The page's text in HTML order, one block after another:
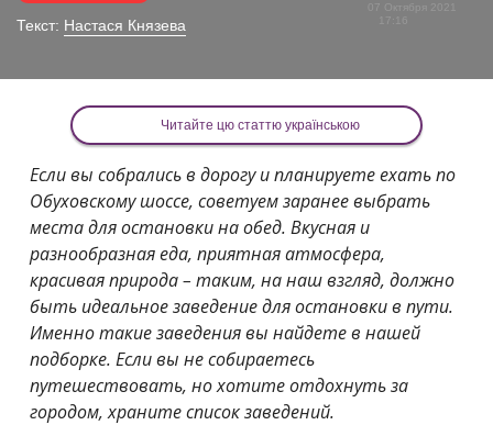
Текст: Настася Князева
07 Октября 2021
17:16
Читайте цю статтю українською
Если вы собрались в дорогу и планируете ехать по
Обуховскому шоссе, советуем заранее выбрать
места для остановки на обед. Вкусная и
разнообразная еда, приятная атмосфера,
красивая природа – таким, на наш взгляд, должно
быть идеальное заведение для остановки в пути.
Именно такие заведения вы найдете в нашей
подборке. Если вы не собираетесь
путешествовать, но хотите отдохнуть за
городом, храните список заведений.